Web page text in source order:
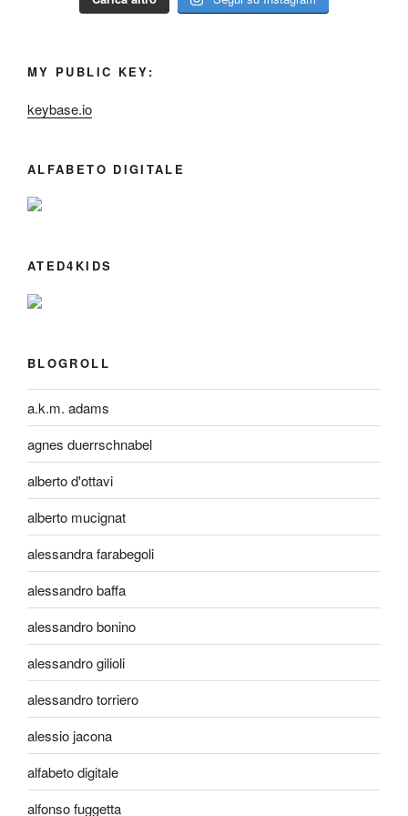
MY PUBLIC KEY:
keybase.io
ALFABETO DIGITALE
ATED4KIDS
BLOGROLL
a.k.m. adams
agnes duerrschnabel
alberto d'ottavi
alberto mucignat
alessandra farabegoli
alessandro baffa
alessandro bonino
alessandro gilioli
alessandro torriero
alessio jacona
alfabeto digitale
alfonso fuggetta